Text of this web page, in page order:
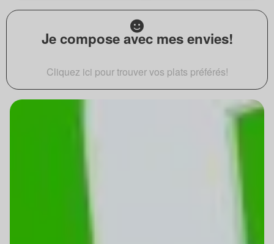
Je compose avec mes envies!
Cliquez ici pour trouver vos plats préférés!